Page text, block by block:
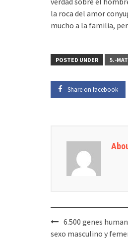
la roca del amor
mucho a la familia,
POSTED UNDER 5.-
Share on facebook
Post
navigation
6.500 genes
sexo masculino y